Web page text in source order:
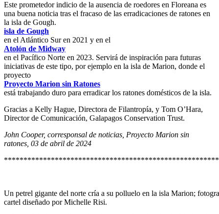
Este prometedor indicio de la ausencia de roedores en Floreana es
una buena noticia tras el fracaso de las erradicaciones de ratones en
la isla de Gough.
isla de Gough
en el Atlántico Sur en 2021 y en el
Atolón de Midway
en el Pacífico Norte en 2023. Servirá de inspiración para futuras
iniciativas de este tipo, por ejemplo en la isla de Marion, donde el
proyecto
Proyecto Marion sin Ratones
está trabajando duro para erradicar los ratones domésticos de la isla.
Gracias a Kelly Hague, Directora de Filantropía, y Tom O’Hara,
Director de Comunicación, Galapagos Conservation Trust.
John Cooper, corresponsal de noticias, Proyecto Marion sin
ratones, 03 de abril de 2024
Un petrel gigante del norte cría a su polluelo en la isla Marion;
cartel diseñado por Michelle Risi.